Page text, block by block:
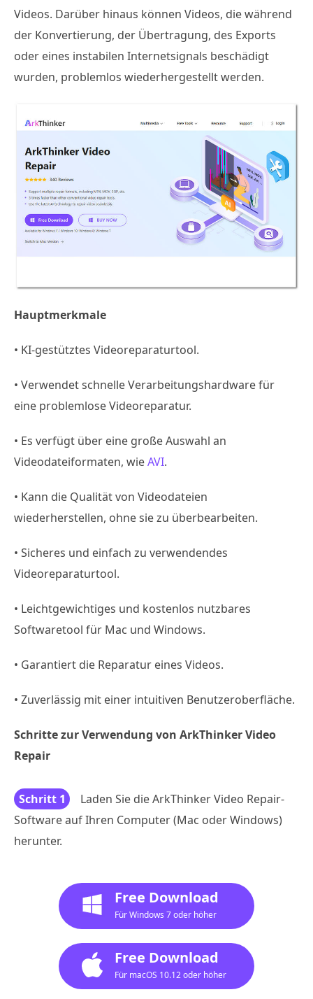
Videos. Darüber hinaus können Videos, die während
der Konvertierung, der Übertragung, des Exports
oder eines instabilen Internetsignals beschädigt
wurden, problemlos wiederhergestellt werden.
Hauptmerkmale
• KI-gestütztes Videoreparaturtool.
• Verwendet schnelle Verarbeitungshardware für
eine problemlose Videoreparatur.
• Es verfügt über eine große Auswahl an
Videodateiformaten, wieAVI.
• Kann die Qualität von Videodateien
wiederherstellen, ohne sie zu überbearbeiten.
• Sicheres und einfach zu verwendendes
Videoreparaturtool.
• Leichtgewichtiges und kostenlos nutzbares
Softwaretool für Mac und Windows.
• Garantiert die Reparatur eines Videos.
• Zuverlässig mit einer intuitiven Benutzeroberfläche.
Schritte zur Verwendung von ArkThinker Video
Repair
Schritt 1
Laden Sie die ArkThinker Video Repair-
Software auf Ihren Computer (Mac oder Windows)
herunter.
Free Download
Für Windows 7 oder höher
Free Download
Für macOS 10.12 oder höher